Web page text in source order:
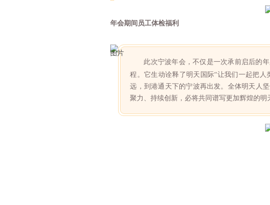
年会期间员工体检福利
此次宁波年会，不仅是一次承前启后的
程。它生动诠释了明天国际“让我们一起把人
远，到港通天下的宁波再出发。全体明天人
聚力、持续创新，必将共同谱写更加辉煌的明